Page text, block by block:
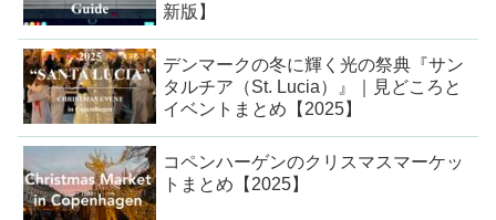
新版】
デンマークの冬に輝く光の祭典『サン
タルチア（St. Lucia）』｜見どころと
イベントまとめ【2025】
コペンハーゲンのクリスマスマーケッ
トまとめ【2025】